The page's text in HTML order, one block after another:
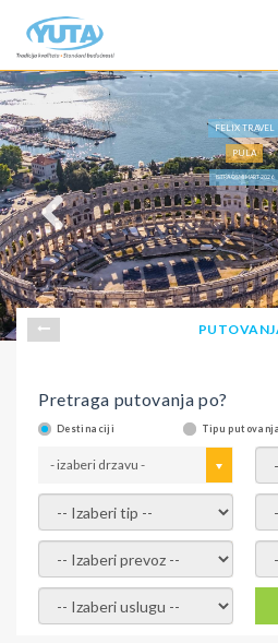
FELIX TRAVEL
PULA
ISTRA OSMI MART 2026
Pretraga putovanja po?
Destinaciji Tipu putovanja
- izaberi drzavu -
- izaberi tip -
- izaberi prevoz -
- Izaberite uslugu -